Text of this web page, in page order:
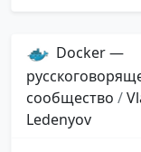
Docker —
сообщество /
Ledenyov